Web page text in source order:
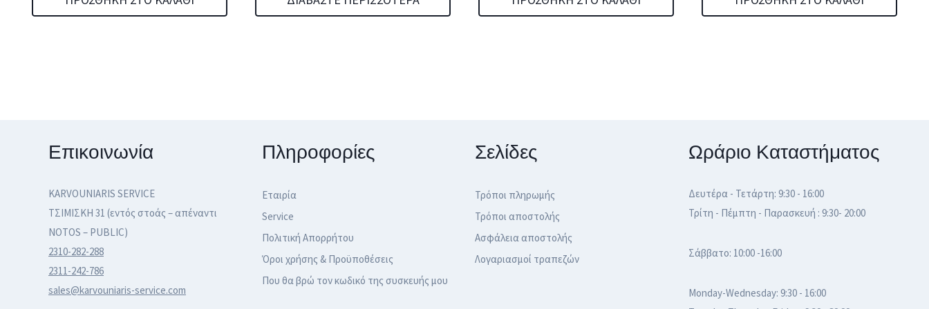
14,99 €.είναι:
18,90 €.είναι:
11,99 €.είναι:
Επικοινωνία
KARVOUNIARIS SERVICE
ΤΣΙΜΙΣΚΗ 31 (εντός στοάς – απέναντι
NOTOS – PUBLIC)
2310-282-288
2311-242-786
sales@karvouniaris-service.com
Πληροφορίες
Εταιρία
Service
Πολιτική Απορρήτου
Όροι χρήσης & Προϋποθέσεις
Που θα βρώ τον κωδικό της συσκευής μου
Σελίδες
Τρόποι πληρωμής
Τρόποι αποστολής
Ασφάλεια αποστολής
Λογαριασμοί τραπεζών
Ωράριο Καταστήματος
Δευτέρα - Τετάρτη: 9:30 - 16:00
Τρίτη - Πέμπτη - Παρασκευή : 9:30- 20:00
Σάββατο: 10:00 -16:00
Monday-Wednesday: 9:30 - 16:00